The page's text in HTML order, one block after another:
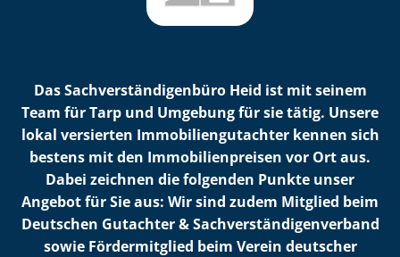
Das Sach­ver­stän­di­gen­bü­ro Heid ist mit seinem
Team für Tarp und Umgebung für sie tätig. Unsere
lokal versierten Im­mo­bi­li­en­gut­ach­ter kennen sich
bestens mit den Im­mo­bi­li­en­prei­sen vor Ort aus.
Dabei zeichnen die folgenden Punkte unser
Angebot für Sie aus: Wir sind zudem Mitglied beim
Deutschen Gutachter & Sach­ver­stän­di­gen­ver­band
sowie Fördermitglied beim Verein deutscher